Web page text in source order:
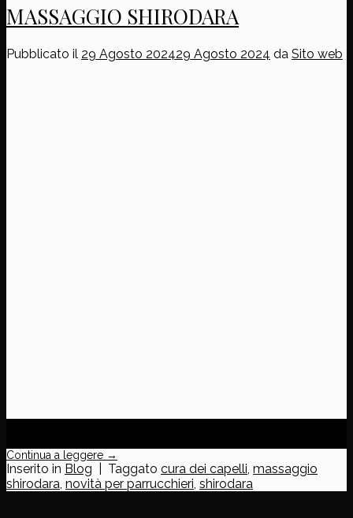
MASSAGGIO SHIRODARA
Pubblicato il 29 Agosto 202429 Agosto 2024 da Sito web
Continua a leggere →
Inserito in Blog Taggato cura dei capelli, massaggio
shirodara, novità per parrucchieri, shirodara